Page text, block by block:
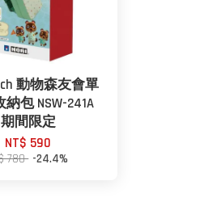
動物森友會單
包 NSW-241A
期間限定
NT$ 590
780 -24.4%